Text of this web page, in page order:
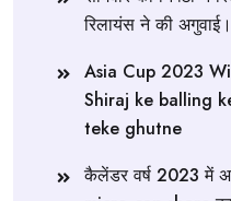
रिलायंस ने की
Asia Cup 2023
Shiraj ke balling
teke ghutne
कैलेंडर वर्ष 2023 में